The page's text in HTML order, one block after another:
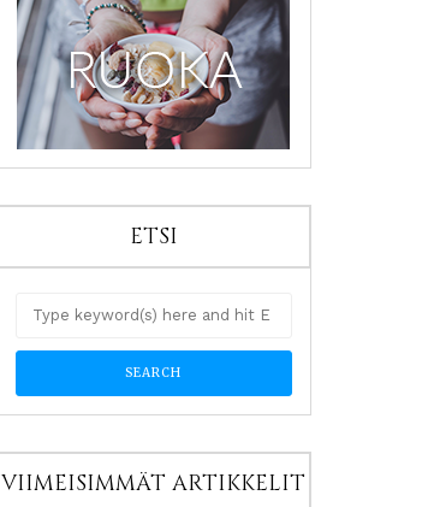
ETSI
VIIMEISIMMÄT ARTIKKELIT